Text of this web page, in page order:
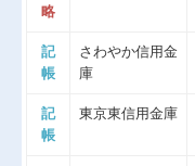
略
記
帳
さわやか信用金
庫
記
帳
東京東信用金庫